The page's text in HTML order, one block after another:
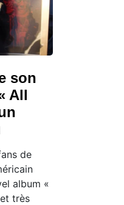
son
All
de
album «
très